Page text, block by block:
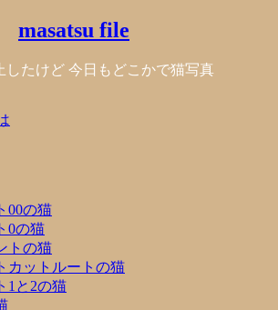
masatsu file
したけど 今日もどこかで猫写真
00の猫
0の猫
トの猫
カットルートの猫
1と2の猫